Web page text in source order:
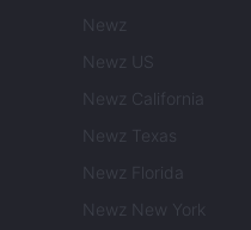
Newz
Newz US
Newz California
Newz Texas
Newz Florida
Newz New York